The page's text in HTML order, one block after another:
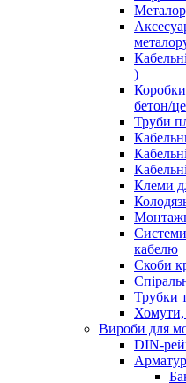
)
Коробки
бетон/
Труби
Клеми
кабелю
Скоби
Трубки
Хомути,
Вироби для
DIN-